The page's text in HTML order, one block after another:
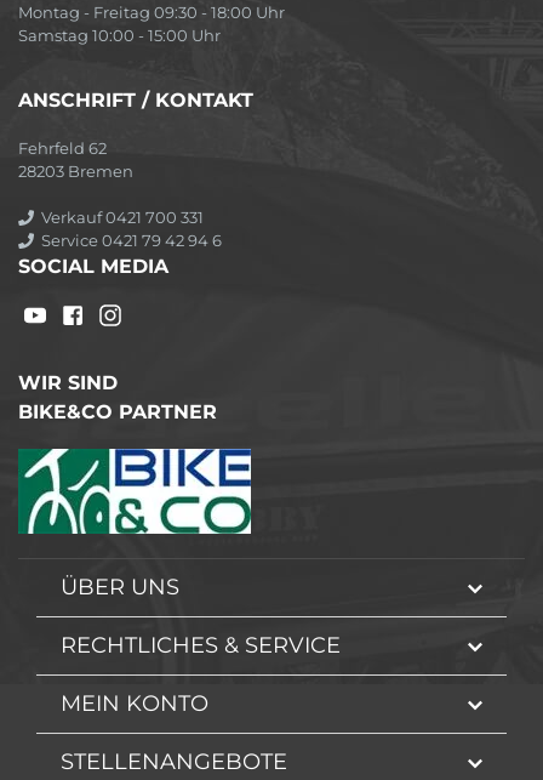
Montag - Freitag 09:30 - 18:00 Uhr
Samstag 10:00 - 15:00 Uhr
ANSCHRIFT / KONTAKT
Fehrfeld 62
28203 Bremen
Verkauf 0421 700 331
Service 0421 79 42 94 6
SOCIAL MEDIA
WIR SIND
BIKE&CO PARTNER
ÜBER UNS
RECHTLICHES & SERVICE
MEIN KONTO
STELLENANGEBOTE